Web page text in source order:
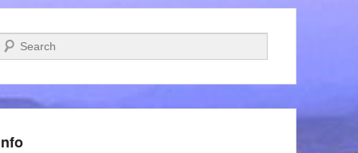
Pesquisar…